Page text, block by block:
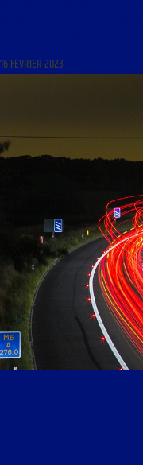
16 FÉVRIER 2023